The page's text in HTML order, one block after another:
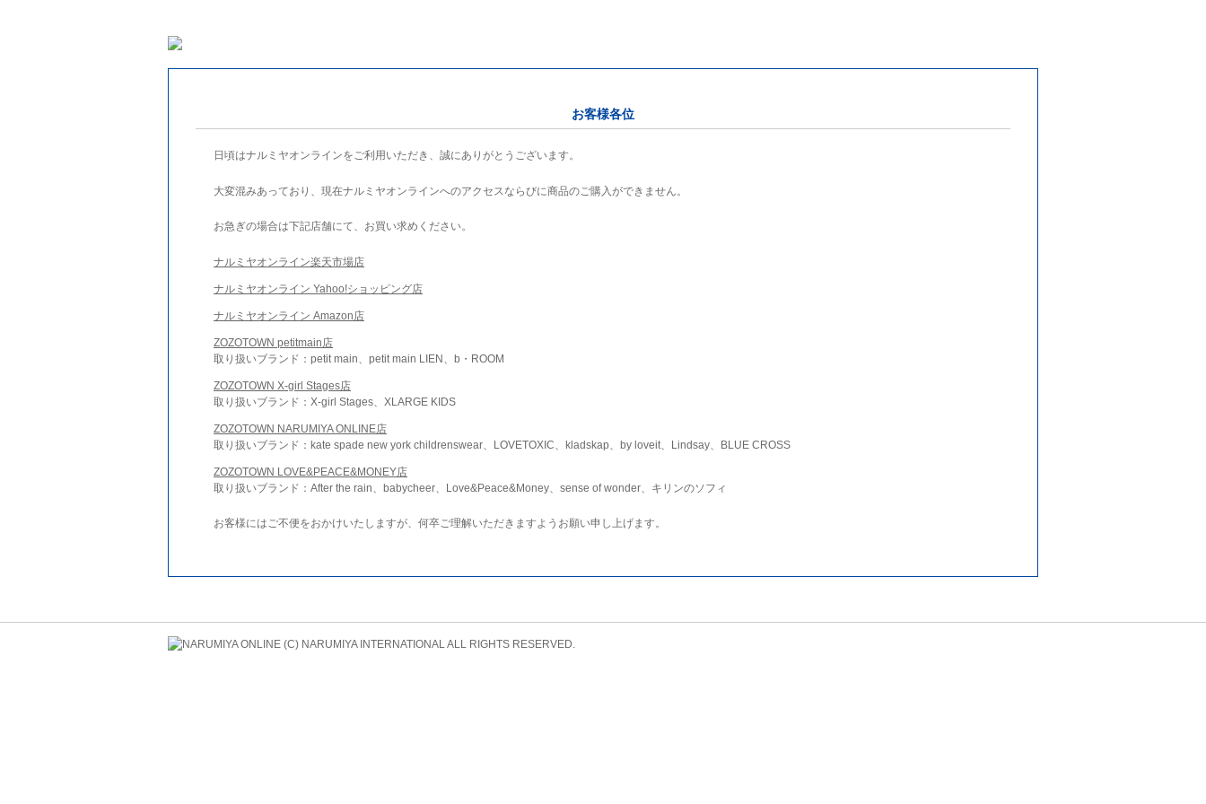
お客様各位
日頃はナルミヤオンラインをご利用いただき、誠にありがとうございます。
大変混みあっており、現在ナルミヤオンラインへのアクセスならびに商品のご購入ができません。
お急ぎの場合は下記店舗にて、お買い求めください。
ナルミヤオンライン楽天市場店
ナルミヤオンライン Yahoo!ショッピング店
ナルミヤオンライン Amazon店
ZOZOTOWN petitmain店
取り扱いブランド：petit main、petit main LIEN、b・ROOM
ZOZOTOWN X-girl Stages店
取り扱いブランド：X-girl Stages、XLARGE KIDS
ZOZOTOWN NARUMIYA ONLINE店
取り扱いブランド：kate spade new york childrenswear、LOVETOXIC、kladskap、by loveit、Lindsay、BLUE CROSS
ZOZOTOWN LOVE&PEACE&MONEY店
取り扱いブランド：After the rain、babycheer、Love&Peace&Money、sense of wonder、キリンのソフィ
お客様にはご不便をおかけいたしますが、何卒ご理解いただきますようお願い申し上げます。